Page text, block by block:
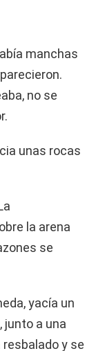
manchas
no se
unas rocas
la arena
se
yacía un
junto a una
y se